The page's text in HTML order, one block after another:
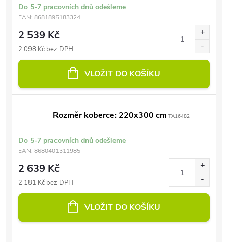
Do 5-7 pracovních dnů odešleme
EAN: 8681895183324
2 539 Kč
2 098 Kč bez DPH
VLOŽIT DO KOŠÍKU
Rozměr koberce: 220x300 cm TA16482
Do 5-7 pracovních dnů odešleme
EAN: 8680401311985
2 639 Kč
2 181 Kč bez DPH
VLOŽIT DO KOŠÍKU